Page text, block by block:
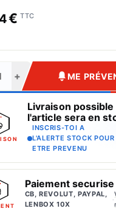
€ TTC
+ ME
Livraison
l'article sera en
INSCRIS-TOI A
L'ALERTE STOCK POUR
ETRE PREVENU
Paiement securise
CB, REVOLUT, PAYPAL,
LENBOX 10X
·